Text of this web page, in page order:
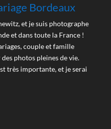
Bordeaux
et je suis photographe
et dans toute la France !
couple et famille
photos pleines de vie.
très importante, et je serai